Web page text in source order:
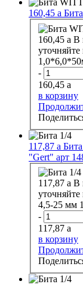
160,45 a
160,45 a В
-
160,45 a
в корзину
117,87 a
"Gert" арт
117,87 a В
4,5-25 мм
-
117,87 a
в корзину